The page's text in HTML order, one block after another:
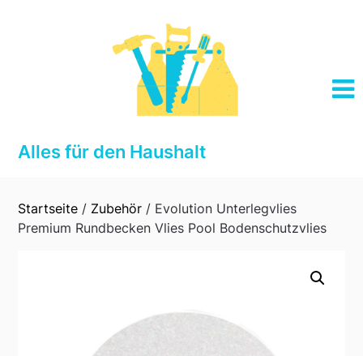
Alles für den Haushalt
Startseite / Zubehör / Evolution Unterlegvlies
Premium Rundbecken Vlies Pool Bodenschutzvlies